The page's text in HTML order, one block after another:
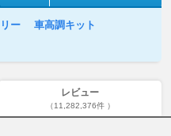
ー
車高調キット
レビュー
（11,282,376件 ）